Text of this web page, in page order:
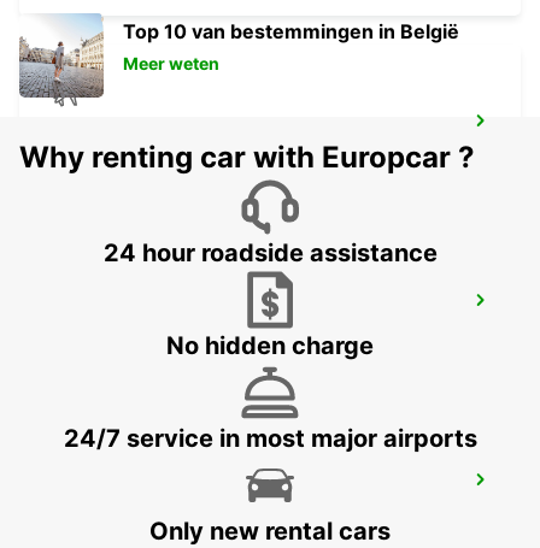
BERGERAC - FRANCE
TREINSTATION BERGERAC
BERGERAC - FRANCE
TREINSTATION LIMOGES - SERVICEPUNT
Top 10 van bestemmingen in België
Meer weten
Why renting car with Europcar ?
24 hour roadside assistance
No hidden charge
24/7 service in most major airports
Only new rental cars